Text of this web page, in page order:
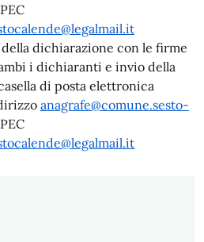
dichiarazione con le firme
i dichiaranti e invio della
di posta elettronica
anagrafe@comune.sesto-